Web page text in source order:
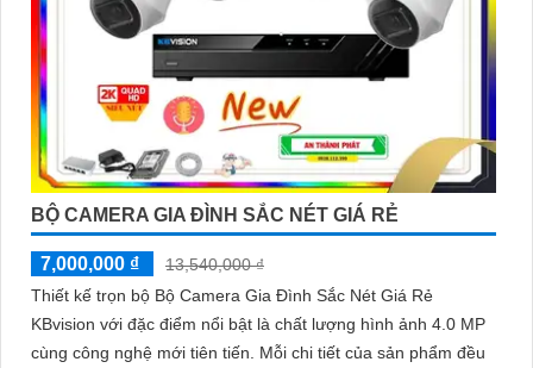
BỘ CAMERA GIA ĐÌNH SẮC NÉT GIÁ RẺ
7,000,000 ₫
13,540,000 ₫
Thiết kế trọn bộ Bộ Camera Gia Đình Sắc Nét Giá Rẻ
KBvision với đặc điểm nổi bật là chất lượng hình ảnh 4.0 MP
cùng công nghệ mới tiên tiến. Mỗi chi tiết của sản phẩm đều